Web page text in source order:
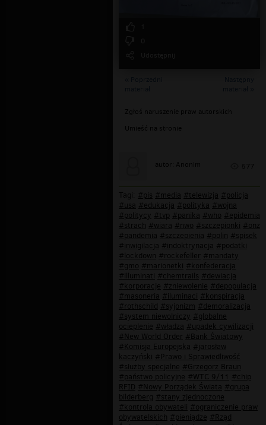
Zgłoś naruszenie praw autorskich
Umieść na stronie
autor: Anonim 577
Tagi: #pis #media #telewizja #policja
#usa #edukacja #polityka #wojna
#politycy #tvp #panika #who #epidemia
#strach #wiara #nwo #szczepionki #onz
#pandemia #szczepienia #polin #spisek
#inwigilacja #indoktrynacja #podatki
#lockdown #rockefeller #mandaty
#gmo #marionetki #konfederacja
#illuminati #chemtrails #dewiacja
#korporacje #zniewolenie #depopulacja
#masoneria #iluminaci #konspiracja
#rothschild #syjonizm #demoralizacja
#system niewolniczy #globalne
ocieplenie #władza #upadek cywilizacji
#New World Order #Bank Światowy
#Komisja Europejska #jarosław
kaczyński #Prawo i Sprawiedliwość
#służby specjalne #Grzegorz Braun
#państwo policyjne #WTC 9/11 #chip
RFID #Nowy Porządek Świata #grupa
bilderberg #stany zjednoczone
#kontrola obywateli #ograniczenie praw
obywatelskich #pieniądze #Rząd